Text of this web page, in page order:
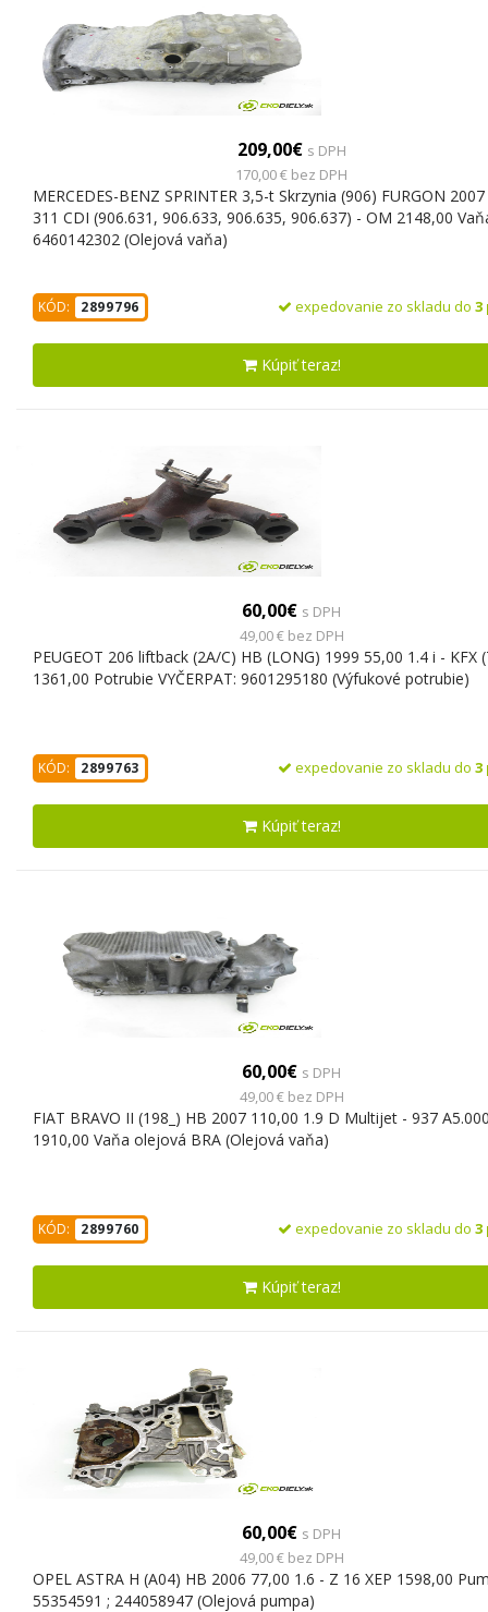
209,00€ s DPH
170,00 € bez DPH
MERCEDES-BENZ SPRINTER 3,5-t Skrzynia (906) FURGON
311 CDI (906.631, 906.633, 906.635, 906.637) - OM 2148,00
6460142302 (Olejová vaňa)
KÓD: 2899796 expedovanie zo skladu do 3
Kúpiť teraz!
60,00€ s DPH
49,00 € bez DPH
PEUGEOT 206 liftback (2A/C) HB (LONG) 1999 55,00 1.4 i - KFX
1361,00 Potrubie VYČERPAT: 9601295180 (Výfukové potrubie)
KÓD: 2899763 expedovanie zo skladu do 3
Kúpiť teraz!
60,00€ s DPH
49,00 € bez DPH
FIAT BRAVO II (198_) HB 2007 110,00 1.9 D Multijet - 937
1910,00 Vaňa olejová BRA (Olejová vaňa)
KÓD: 2899760 expedovanie zo skladu do 3
Kúpiť teraz!
60,00€ s DPH
49,00 € bez DPH
OPEL ASTRA H (A04) HB 2006 77,00 1.6 - Z 16 XEP 1598,00
55354591 ; 244058947 (Olejová pumpa)